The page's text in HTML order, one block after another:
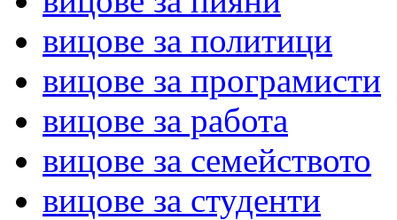
вицове за политици
вицове за програмисти
вицове за работа
вицове за семейството
вицове за студенти